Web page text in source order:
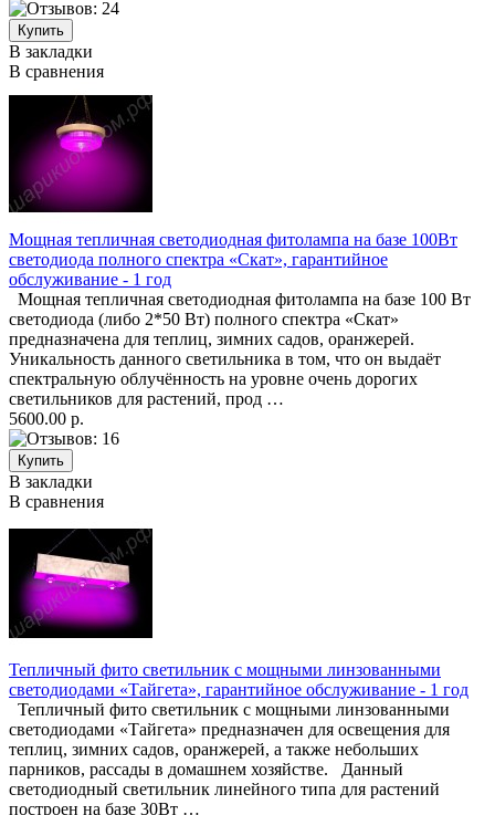
В закладки
В сравнения
Мощная тепличная светодиодная фитолампа на базе 100Вт
светодиода полного спектра «Скат», гарантийное
обслуживание - 1 год
Мощная тепличная светодиодная фитолампа на базе 100 Вт
светодиода (либо 2*50 Вт) полного спектра «Скат»
предназначена для теплиц, зимних садов, оранжерей.
Уникальность данного светильника в том, что он выдаёт
спектральную облучённость на уровне очень дорогих
светильников для растений, прод …
5600.00 р.
В закладки
В сравнения
Тепличный фито светильник с мощными линзованными
светодиодами «Тайгета», гарантийное обслуживание - 1 год
Тепличный фито светильник с мощными линзованными
светодиодами «Тайгета» предназначен для освещения для
теплиц, зимних садов, оранжерей, а также небольших
парников, рассады в домашнем хозяйстве. Данный
светодиодный светильник линейного типа для растений
построен на базе 30Вт …